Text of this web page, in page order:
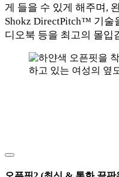
게 들을 수 있게 해주며,
Shokz DirectPitch™ 기술
디오북 등을 최고의 몰입